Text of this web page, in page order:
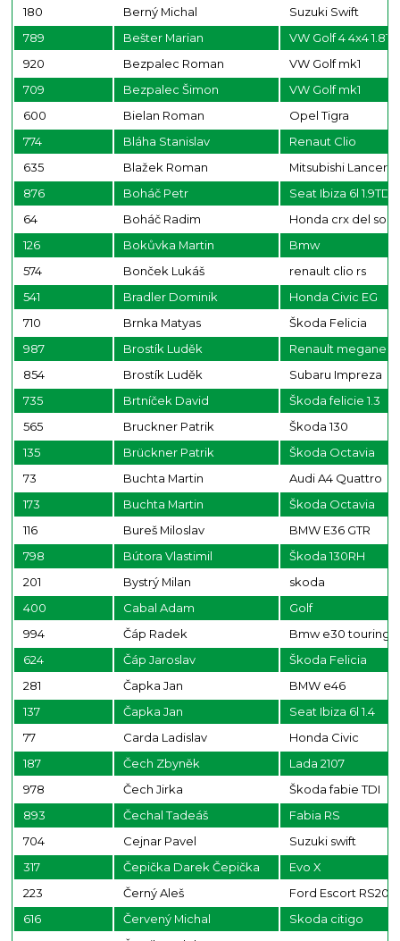
180
Berný Michal
Suzuki Swift
789
Bešter Marian
VW Golf 4 4x4 1.8T
920
Bezpalec Roman
VW Golf mk1
709
Bezpalec Šimon
VW Golf mk1
600
Bielan Roman
Opel Tigra
774
Bláha Stanislav
Renaut Clio
635
Blažek Roman
Mitsubishi Lancer
876
Boháč Petr
Seat Ibiza 6l 1.9TDI
64
Boháč Radim
Honda crx del sol
126
Bokůvka Martin
Bmw
574
Bonček Lukáš
renault clio rs
541
Bradler Dominik
Honda Civic EG
710
Brnka Matyas
Škoda Felicia
987
Brostík Luděk
Renault megane
854
Brostík Luděk
Subaru Impreza
735
Brtníček David
Škoda felicie 1.3
565
Bruckner Patrik
Škoda 130
135
Brückner Patrik
Škoda Octavia
73
Buchta Martin
Audi A4 Quattro
173
Buchta Martin
Škoda Octavia
116
Bureš Miloslav
BMW E36 GTR
798
Bútora Vlastimil
Škoda 130RH
201
Bystrý Milan
skoda
400
Cabal Adam
Golf
994
Čáp Radek
Bmw e30 touring
624
Čáp Jaroslav
Škoda Felicia
281
Čapka Jan
BMW e46
137
Čapka Jan
Seat Ibiza 6l 1.4
77
Carda Ladislav
Honda Civic
187
Čech Zbyněk
Lada 2107
978
Čech Jirka
Škoda fabie TDI
893
Čechal Tadeáš
Fabia RS
704
Cejnar Pavel
Suzuki swift
317
Čepička Darek Čepička
Evo X
223
Černý Aleš
Ford Escort
616
Červený Michal
Skoda citigo